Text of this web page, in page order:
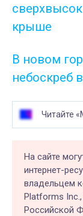
крыше
В новом
небоскреб
Читайте
На сайте
интернет-
владельцем
Platforms
Российской